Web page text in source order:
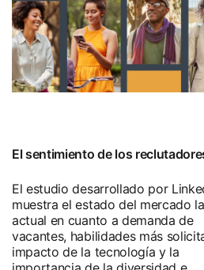
El sentimiento de los
El estudio desarrollado por
muestra el estado del mercado
actual en cuanto a demanda de
vacantes, habilidades más
impacto de la tecnología y la